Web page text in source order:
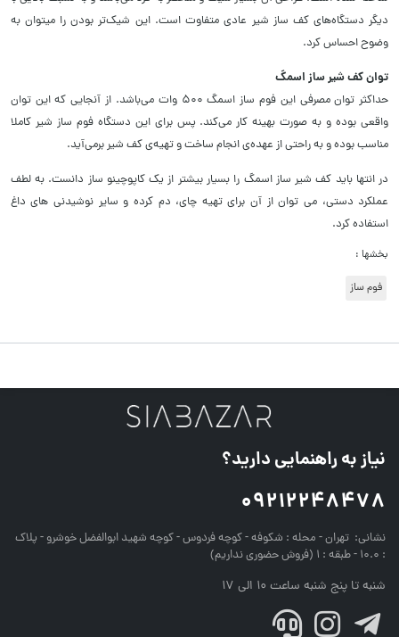
دیگر دستگاه‌های کف ساز شیر عادی متفاوت است. این شیک‌تر بودن را میتوان به
وضوح احساس کرد.
توان کف شیر ساز اسمگ
حداکثر توان مصرفی این فوم ساز اسمگ ۵۰۰ وات می‌باشد. از آنجایی که این توان
واقعی بوده و به صورت بهینه کار می‌کند. پس برای این دستگاه فوم ساز شیر کاملا
مناسب بوده و به راحتی از عهده‌ی انجام ساخت و تهیه‌ی کف شیر برمی‌آید.
در انتها باید کف شیر ساز اسمگ را بسیار بیشتر از یک کاپوچینو ساز دانست. به لطف
عملکرد دستی، می توان از آن برای تهیه چای، دم کرده و سایر نوشیدنی های داغ
استفاده کرد.
بخشها :
فوم ساز
نیاز به راهنمایی دارید؟
09212248478
نشانی: تهران - محله : شکوفه - کوچه فردوس - کوچه شهید ابوالفضل خوشرو - پلاک
: 10.0 - طبقه : 1 (فروش حضوری نداریم)
شنبه تا پنج شنبه ساعت 10 الی 17